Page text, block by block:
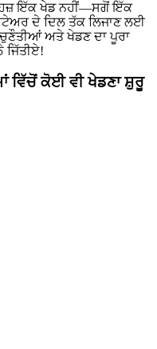
ਇੱਕ ਖੇਡ ਨਹੀਂ—ਸਗੋਂ ਇੱਕ
ਦੇ ਦਿਲ ਤੱਕ ਲਿਜਾਣ ਲਈ
ਅਤੇ ਖੇਡਣ ਦਾ ਪੂਰਾ
ਕੋਈ ਵੀ ਖੇਡਣਾ ਸ਼ੁਰੂ